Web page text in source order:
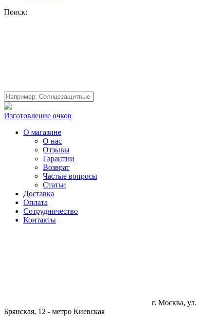
Поиск:
Изготовление очков
О магазине
О нас
Отзывы
Гарантии
Возврат
Частые вопросы
Статьи
Доставка
Оплата
Сотрудничество
Контакты
г. Москва, ул.
Брянская, 12 - метро Киевская